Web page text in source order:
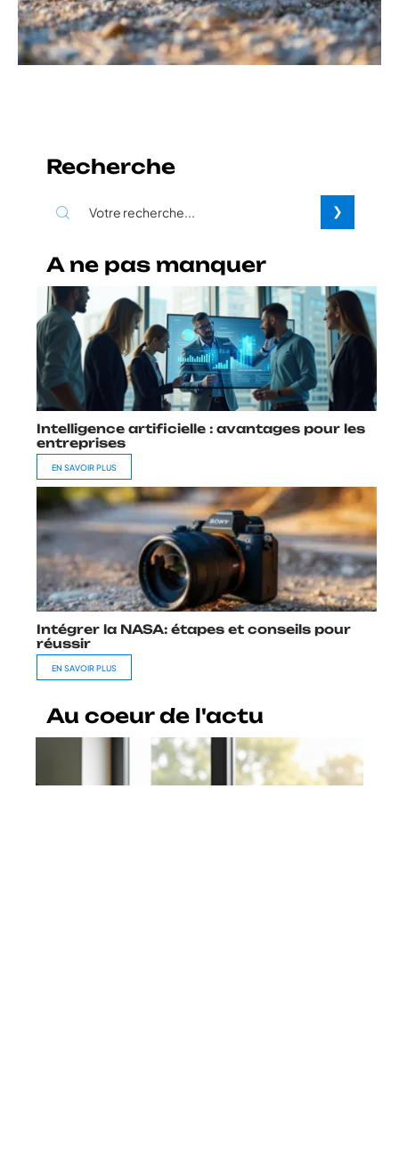
Recherche
A ne pas manquer
Intelligence artificielle : avantages pour les
entreprises
EN SAVOIR PLUS
Intégrer la NASA: étapes et conseils pour
réussir
EN SAVOIR PLUS
Au coeur de l'actu